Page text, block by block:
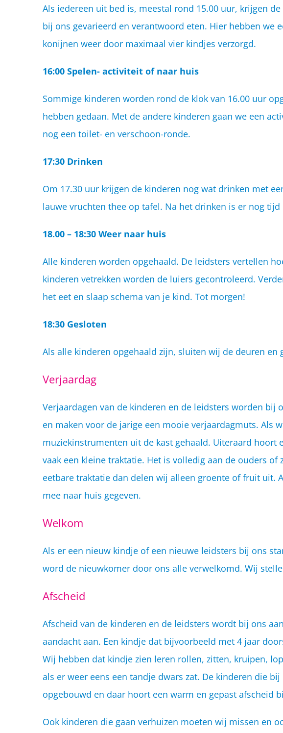
Als iedereen uit bed is, meestal rond 15.00 uur, krijgen
bij ons gevarieerd en verantwoord eten. Hier hebben we
konijnen weer door maximaal vier kindjes verzorgd.
16:00 Spelen- activiteit of naar huis
Sommige kinderen worden rond de klok van 16.00 uur
hebben gedaan. Met de andere kinderen gaan we een
nog een toilet- en verschoon-ronde.
17:30 Drinken
Om 17.30 uur krijgen de kinderen nog wat drinken met
lauwe vruchten thee op tafel. Na het drinken is er nog
18.00 – 18:30 Weer naar huis
Alle kinderen worden opgehaald. De leidsters vertellen
kinderen vetrekken worden de luiers gecontroleerd.
het eet en slaap schema van je kind. Tot morgen!
18:30 Gesloten
Als alle kinderen opgehaald zijn, sluiten wij de deuren en
Verjaardag
Verjaardagen van de kinderen en de leidsters worden
en maken voor de jarige een mooie verjaardagmuts. Als
muziekinstrumenten uit de kast gehaald. Uiteraard hoort
vaak een kleine traktatie. Het is volledig aan de ouders
eetbare traktatie dan delen wij alleen groente of fruit uit.
mee naar huis gegeven.
Welkom
Als er een nieuw kindje of een nieuwe leidsters bij ons
word de nieuwkomer door ons alle verwelkomd. Wij
Afscheid
Afscheid van de kinderen en de leidsters wordt bij ons
aandacht aan. Een kindje dat bijvoorbeeld met 4 jaar
Wij hebben dat kindje zien leren rollen, zitten, kruipen,
als er weer eens een tandje dwars zat. De kinderen die
opgebouwd en daar hoort een warm en gepast afscheid
Ook kinderen die gaan verhuizen moeten wij missen en